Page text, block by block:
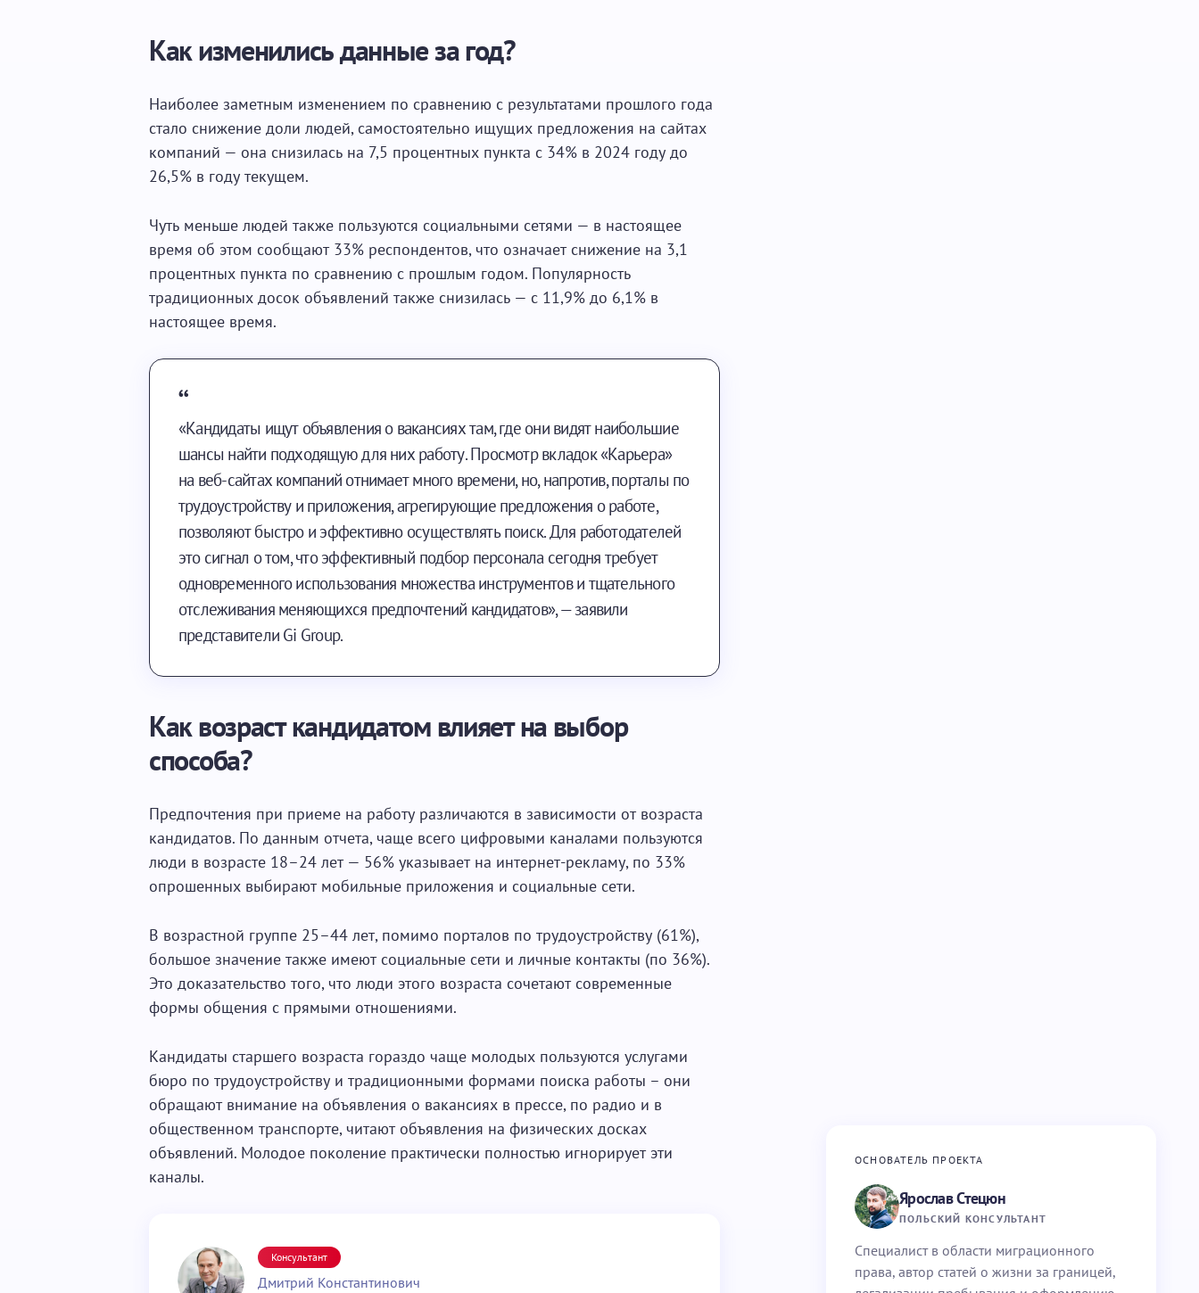
Как изменились данные за год?
Наиболее заметным изменением по сравнению с результатами прошлого года
стало снижение доли людей, самостоятельно ищущих предложения на сайтах
компаний — она снизилась на 7,5 процентных пункта с 34% в 2024 году до
26,5% в году текущем.
Чуть меньше людей также пользуются социальными сетями — в настоящее
время об этом сообщают 33% респондентов, что означает снижение на 3,1
процентных пункта по сравнению с прошлым годом. Популярность
традиционных досок объявлений также снизилась — с 11,9% до 6,1% в
настоящее время.
«Кандидаты ищут объявления о вакансиях там, где они видят наибольшие
шансы найти подходящую для них работу. Просмотр вкладок «Карьера»
на веб-сайтах компаний отнимает много времени, но, напротив, порталы по
трудоустройству и приложения, агрегирующие предложения о работе,
позволяют быстро и эффективно осуществлять поиск. Для работодателей
это сигнал о том, что эффективный подбор персонала сегодня требует
одновременного использования множества инструментов и тщательного
отслеживания меняющихся предпочтений кандидатов», — заявили
представители Gi Group.
Как возраст кандидатом влияет на выбор
способа?
Предпочтения при приеме на работу различаются в зависимости от возраста
кандидатов. По данным отчета, чаще всего цифровыми каналами пользуются
люди в возрасте 18–24 лет — 56% указывает на интернет-рекламу, по 33%
опрошенных выбирают мобильные приложения и социальные сети.
В возрастной группе 25–44 лет, помимо порталов по трудоустройству (61%),
большое значение также имеют социальные сети и личные контакты (по 36%).
Это доказательство того, что люди этого возраста сочетают современные
формы общения с прямыми отношениями.
Кандидаты старшего возраста гораздо чаще молодых пользуются услугами
бюро по трудоустройству и традиционными формами поиска работы – они
обращают внимание на объявления о вакансиях в прессе, по радио и в
общественном транспорте, читают объявления на физических досках
объявлений. Молодое поколение практически полностью игнорирует эти
каналы.
Консультант
Дмитрий Константинович
ОСНОВАТЕЛЬ ПРОЕКТА
Ярослав Стецюн
ПОЛЬСКИЙ КОНСУЛЬТАНТ
Специалист в области миграционного
права, автор статей о жизни за границей,